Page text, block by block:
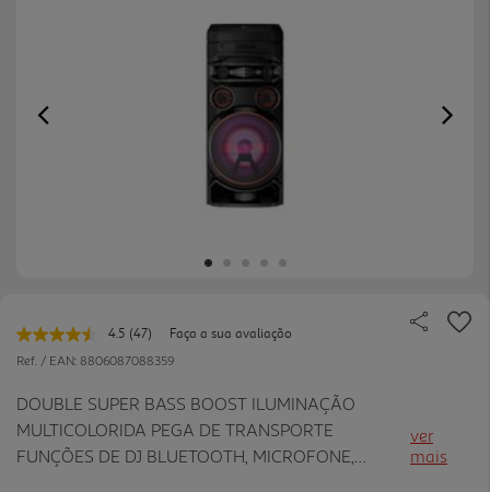
Previous
4.5 Leu
47
Link
para
a
mesma
página.
(47)
Faça a sua avaliação
Ref. / EAN: 8806087088359
DOUBLE SUPER BASS BOOST ILUMINAÇÃO
MULTICOLORIDA PEGA DE TRANSPORTE
FUNÇÕES DE DJ BLUETOOTH, MICROFONE,
ver
mais